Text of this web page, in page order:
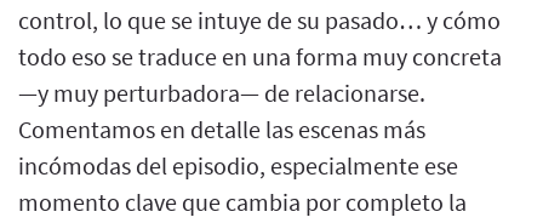
control, lo que se intuye de su pasado… y cómo
todo eso se traduce en una forma muy concreta
—y muy perturbadora— de relacionarse.
Comentamos en detalle las escenas más
incómodas del episodio, especialmente ese
momento clave que cambia por completo la